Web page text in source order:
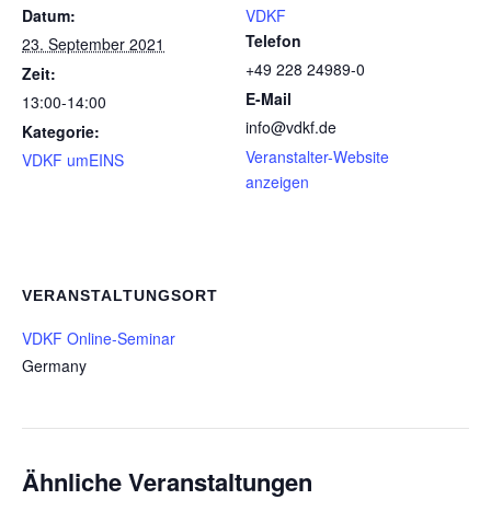
Datum:
23. September 2021
Zeit:
13:00-14:00
Kategorie:
VDKF umEINS
VERANSTALTUNGSORT
VDKF Online-Seminar
Germany
VDKF
Telefon
+49 228 24989-0
E-Mail
info@vdkf.de
Veranstalter-Website
anzeigen
Ähnliche Veranstaltungen